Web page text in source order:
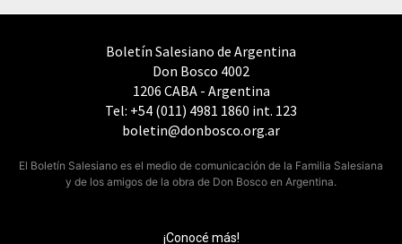
Boletín Salesiano de Argentina
Don Bosco 4002
1206 CABA - Argentina
Tel: +54 (011) 4981 1860 int. 123
boletin@donbosco.org.ar
El Boletín Salesiano es el medio de comunicación de la Familia Salesiana
y de los amigos de la obra de Don Bosco en Argentina.
¡Conocé más!